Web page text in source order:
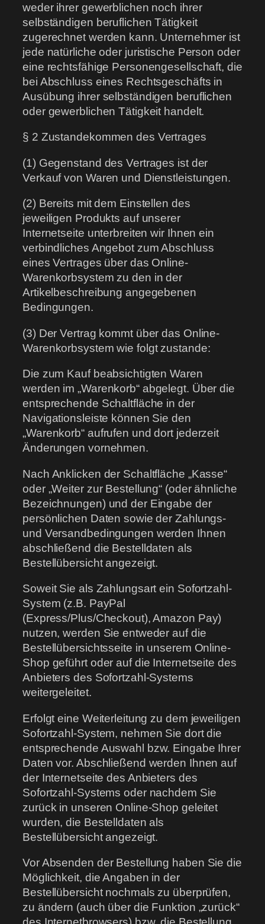
weder ihrer gewerblichen noch ihrer
selbständigen beruflichen Tätigkeit
zugerechnet werden kann. Unternehmer ist
jede natürliche oder juristische Person oder
eine rechtsfähige Personengesellschaft, die
bei Abschluss eines Rechtsgeschäfts in
Ausübung ihrer selbständigen beruflichen
oder gewerblichen Tätigkeit handelt.
§ 2 Zustandekommen des Vertrages
(1) Gegenstand des Vertrages ist der
Verkauf von Waren und Dienstleistungen.
(2) Bereits mit dem Einstellen des
jeweiligen Produkts auf unserer
Internetseite unterbreiten wir Ihnen ein
verbindliches Angebot zum Abschluss
eines Vertrages über das Online-
Warenkorbsystem zu den in der
Artikelbeschreibung angegebenen
Bedingungen.
(3) Der Vertrag kommt über das Online-
Warenkorbsystem wie folgt zustande:
Die zum Kauf beabsichtigten Waren
werden im „Warenkorb“ abgelegt. Über die
entsprechende Schaltfläche in der
Navigationsleiste können Sie den
„Warenkorb“ aufrufen und dort jederzeit
Änderungen vornehmen.
Nach Anklicken der Schaltfläche „Kasse“
oder „Weiter zur Bestellung“ (oder ähnliche
Bezeichnungen) und der Eingabe der
persönlichen Daten sowie der Zahlungs-
und Versandbedingungen werden Ihnen
abschließend die Bestelldaten als
Bestellübersicht angezeigt.
Soweit Sie als Zahlungsart ein Sofortzahl-
System (z.B. PayPal
(Express/Plus/Checkout), Amazon Pay)
nutzen, werden Sie entweder auf die
Bestellübersichtsseite in unserem Online-
Shop geführt oder auf die Internetseite des
Anbieters des Sofortzahl-Systems
weitergeleitet.
Erfolgt eine Weiterleitung zu dem jeweiligen
Sofortzahl-System, nehmen Sie dort die
entsprechende Auswahl bzw. Eingabe Ihrer
Daten vor. Abschließend werden Ihnen auf
der Internetseite des Anbieters des
Sofortzahl-Systems oder nachdem Sie
zurück in unseren Online-Shop geleitet
wurden, die Bestelldaten als
Bestellübersicht angezeigt.
Vor Absenden der Bestellung haben Sie die
Möglichkeit, die Angaben in der
Bestellübersicht nochmals zu überprüfen,
zu ändern (auch über die Funktion „zurück“